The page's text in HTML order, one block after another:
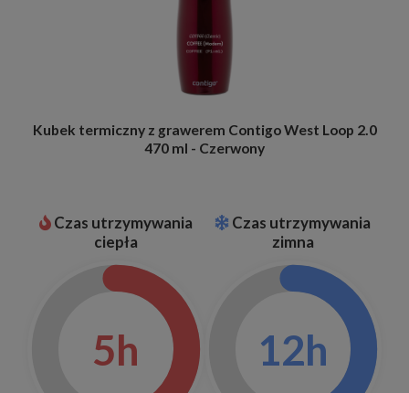
Kubek termiczny z grawerem Contigo West Loop 2.0
470 ml - Czerwony
Czas utrzymywania
ciepła
5h
Czas utrzymywania
zimna
12h